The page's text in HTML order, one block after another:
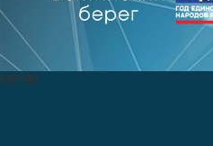
МЕНЮ